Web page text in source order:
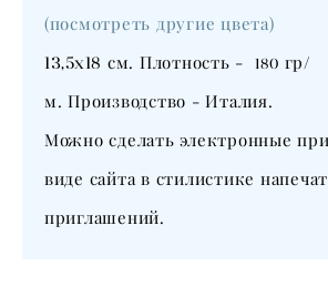
(посмотреть другие цвета)
13,5х18 см. Плотность - 180 гр/
м. Производство - Италия.
Можно сделать электронные
виде сайта в стилистике
приглашений.